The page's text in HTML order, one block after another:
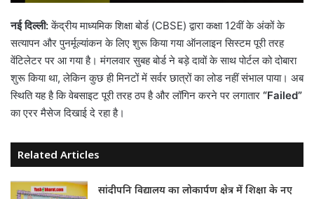
नई दिल्ली:केंद्रीय माध्यमिक शिक्षा बोर्ड (CBSE) द्वारा कक्षा 12वीं के अंकों के
सत्यापन और पुनर्मूल्यांकन के लिए शुरू किया गया ऑनलाइन सिस्टम पूरी तरह
वेंटिलेटर पर आ गया है। मंगलवार सुबह बोर्ड ने बड़े दावों के साथ पोर्टल को दोबारा
शुरू किया था, लेकिन कुछ ही मिनटों में सर्वर छात्रों का लोड नहीं संभाल पाया। अब
स्थिति यह है कि वेबसाइट पूरी तरह ठप है और लॉगिन करने पर लगातार “Failed”
का एरर मैसेज दिखाई दे रहा है।
Related Articles
सांदीपनि विद्यालय का लोकार्पण क्षेत्र में शिक्षा के नए